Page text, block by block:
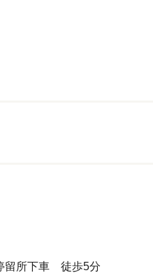
留所下車 徒歩5分